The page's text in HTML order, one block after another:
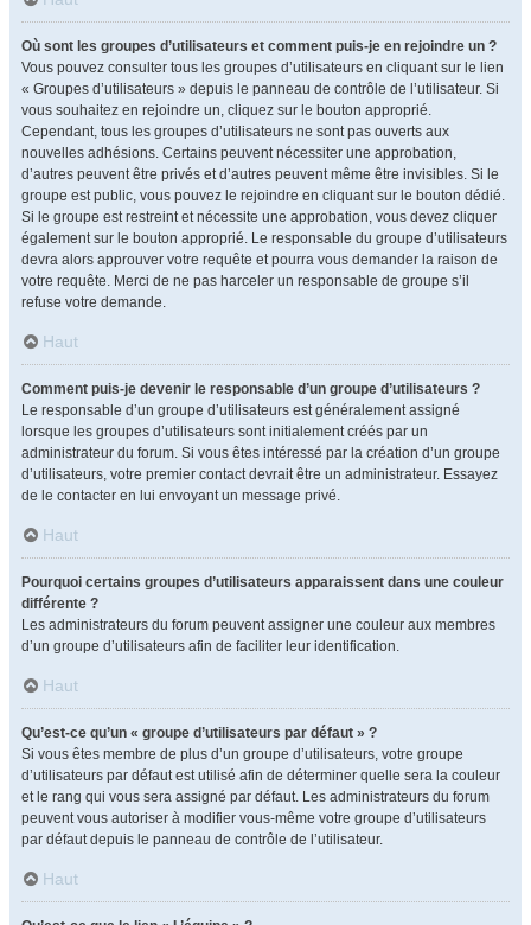
Où sont les groupes d’utilisateurs et comment puis-je en rejoindre un ?
Vous pouvez consulter tous les groupes d’utilisateurs en cliquant sur le lien
« Groupes d’utilisateurs » depuis le panneau de contrôle de l’utilisateur. Si
vous souhaitez en rejoindre un, cliquez sur le bouton approprié.
Cependant, tous les groupes d’utilisateurs ne sont pas ouverts aux
nouvelles adhésions. Certains peuvent nécessiter une approbation,
d’autres peuvent être privés et d’autres peuvent même être invisibles. Si le
groupe est public, vous pouvez le rejoindre en cliquant sur le bouton dédié.
Si le groupe est restreint et nécessite une approbation, vous devez cliquer
également sur le bouton approprié. Le responsable du groupe d’utilisateurs
devra alors approuver votre requête et pourra vous demander la raison de
votre requête. Merci de ne pas harceler un responsable de groupe s’il
refuse votre demande.
Haut
Comment puis-je devenir le responsable d’un groupe d’utilisateurs ?
Le responsable d’un groupe d’utilisateurs est généralement assigné
lorsque les groupes d’utilisateurs sont initialement créés par un
administrateur du forum. Si vous êtes intéressé par la création d’un groupe
d’utilisateurs, votre premier contact devrait être un administrateur. Essayez
de le contacter en lui envoyant un message privé.
Haut
Pourquoi certains groupes d’utilisateurs apparaissent dans une couleur
différente ?
Les administrateurs du forum peuvent assigner une couleur aux membres
d’un groupe d’utilisateurs afin de faciliter leur identification.
Haut
Qu’est-ce qu’un « groupe d’utilisateurs par défaut » ?
Si vous êtes membre de plus d’un groupe d’utilisateurs, votre groupe
d’utilisateurs par défaut est utilisé afin de déterminer quelle sera la couleur
et le rang qui vous sera assigné par défaut. Les administrateurs du forum
peuvent vous autoriser à modifier vous-même votre groupe d’utilisateurs
par défaut depuis le panneau de contrôle de l’utilisateur.
Haut